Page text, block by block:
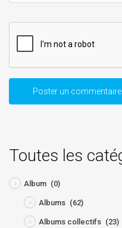
Toutes les
Album (0)
Albums (62)
Albums collectifs (23)